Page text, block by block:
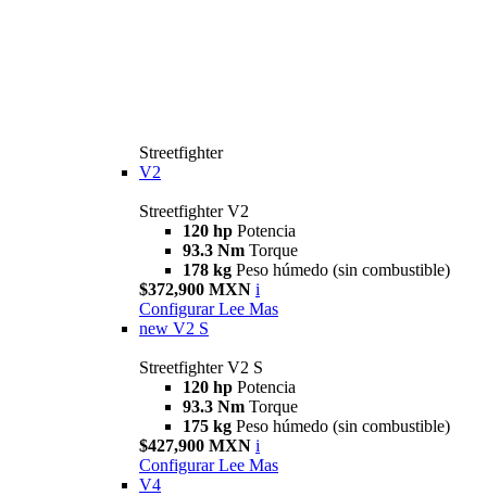
Streetfighter
V2
Streetfighter V2
120 hp Potencia
93.3 Nm Torque
178 kg Peso húmedo (sin combustible)
$372,900 MXN i
Configurar Lee Mas
new V2 S
Streetfighter V2 S
120 hp Potencia
93.3 Nm Torque
175 kg Peso húmedo (sin combustible)
$427,900 MXN i
Configurar Lee Mas
V4